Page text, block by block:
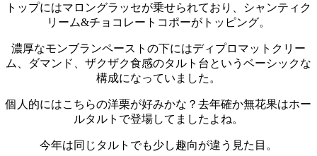
トップにはマロングラッセが乗せられており、シャンティク
リーム&チョコレートコポーがトッピング。
濃厚なモンブランペーストの下にはディプロマットクリー
ム、ダマンド、ザクザク食感のタルト台というベーシックな
構成になっていました。
個人的にはこちらの洋栗が好みかな？ 去年確か無花果はホー
ルタルトで登場してましたよね。
今年は同じタルトでも少し趣向が違う見た目。